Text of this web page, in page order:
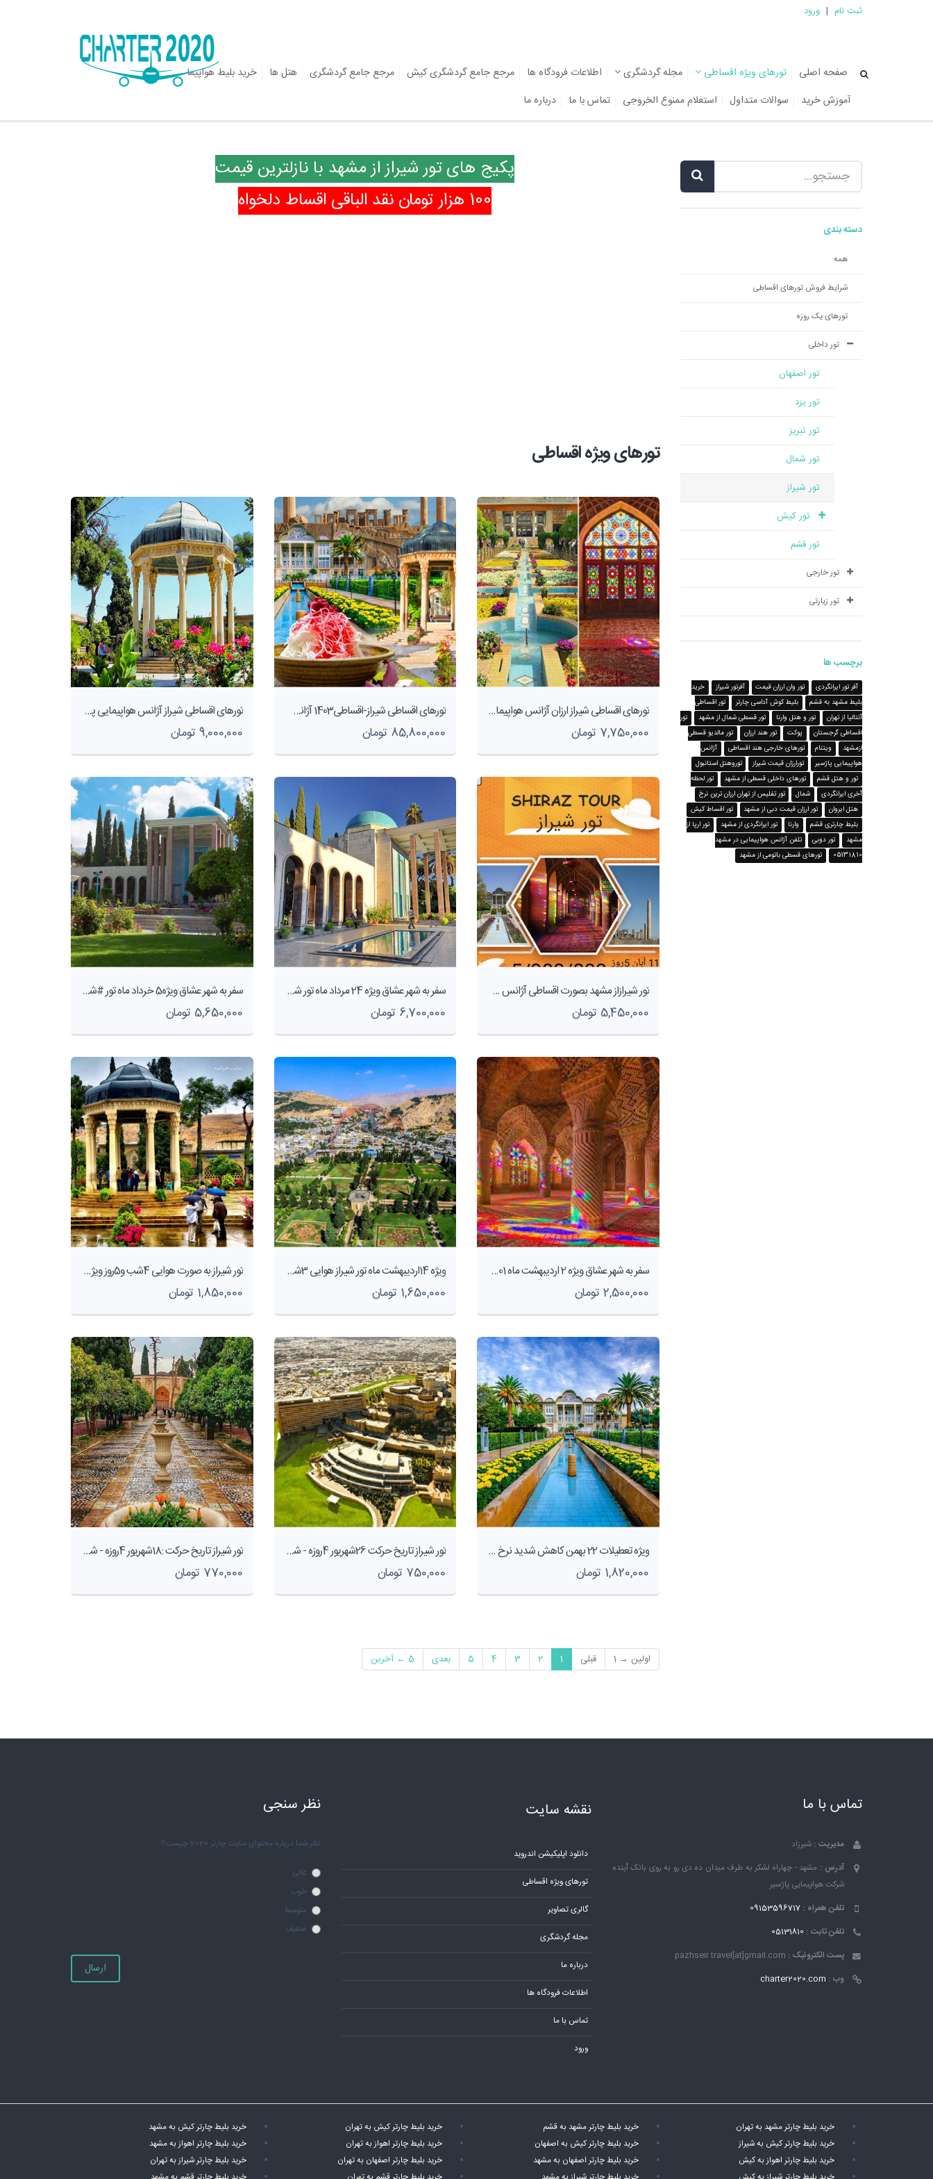
ثبت نام | ورود
صفحه اصلی تورهای ویژه اقساطی مجله گردشگری اطلاعات فرودگاه ها مرجع جامع گردشگری کیش مرجع جامع گردشگری هتل ها
خرید بلیط هواپیما
آموزش خرید
سوالات متداول استعلام ممنوع الخروجی تماس با ما درباره ما
دسته بندی
همه
شرایط فروش تورهای اقساطی
تورهای یک روزه
تور داخلی
تور اصفهان
تور یزد
تور تبریز
تور شمال
تور شیراز
تور کیش
تور قشم
تور خارجی
تور زیارتی
برچسب ها
آفر تور ایرانگردی تور وان ارزان قیمت آفرتور شیراز
خرید
بلیط مشهد به قشم
بلیط کوش آداسی چارتر
تور اقساطی
آنتالیا از تهران
تور و هتل وارنا تور قسطی شمال از مشهد
تور
اقساطی گرجستان
پوکت تور هند ارزان
تور مالدیو قسطی
ازمشهد
ویتنام تورهای خارجی هند اقساطی
آژانس
هواپیمایی پاژسیر
تورارزان قیمت شیراز
توروهتل استانبول
تور و هتل قشم
تورهای داخلی قسطی از مشهد
تور لحظه
آخری ایرانگردی
شمال
تور تفلیس از تهران ارزان ترین نرخ
هتل ایروان
تور ارزان قیمت دبی از مشهد
تور اقساط کیش
بلیط چارتری قشم
وارنا تور ایرانگردی از مشهد
تور ارپا از
مشهد
تور دوبی
تلفن آژانس هواپیمایی در مشهد
05131810
تورهای قسطی باتومی از مشهد
پکیج های تور شیراز از مشهد با نازلترین قیمت
100 هزار تومان نقد الباقی اقساط دلخواه
تورهای ویژه اقساطی
تورهای اقساطی شیراز ارزان آژانس هواپیمایی پاژسیر مجری تورهای داخلی و خارجی اقساطی از مشهد
7,750,000 تومان
تورهای اقساطی شیراز-اقساطی1403 آژانس هواپیمایی پاژسیر مجری تورهای داخلی و خارجی اقساطی از مشهد
85,800,000 تومان
تورهای اقساطی شیراز آژانس هواپیمایی پاژسیر مجری تورهای داخلی و خارجی اقساطی از مشهد
9,000,000 تومان
تور شیرازاز مشهد بصورت اقساطی آژانس هواپیمایی پاژسیر
5,450,000 تومان
سفر به شهر عشاق ویژه 24 مرداد ماه تور شیرازهوایی 4روزه -شرکت هواپیمایی پاژسیر مجری تورهای اقساطی از مشهد
6,700,000 تومان
سفر به شهر عشاق ویژه5 خرداد ماه تور #شیرازهوایی4روز - شرکت هواپیمایی پاژسیر مجری تورهای اقساطی از مشهد
5,650,000 تومان
سفر به شهر عشاق ویژه 2 اردیبهشت ماه 1401- شرکت هواپیمایی پاژسیر مجری تورهای اقساطی از مشهد
2,500,000 تومان
ویژه 14اردیبهشت ماه تور شیراز هوایی 3شب و 4روز -آژانس هواپیمایی پاژسیر مجری تورهایی اقساطی از مشهد
1,650,000 تومان
تور شیراز به صورت هوایی 4شب و5روز ویژه 17اسفندماه - آژانس هواپیمایی پاژسیر مجری تورهایی اقساطی از مشهد
1,850,000 تومان
ویژه تعطیلات 22 بهمن کاهش شدید نرخ #محدوووود تور #شیراز به صورت هوایی 3شب و 4روز- شرکت هواپیمایی پاژسیر مجری تورهای اقساطی از مشهد
1,820,000 تومان
تور شیراز تاریخ حرکت 26شهریور 4روزه - شرکت هواپیمایی پاژسیر مجری تورهای اقساطی از مشهد
750,000 تومان
تور شیراز تاریخ حرکت :18شهریور 4روزه - شرکت هواپیمایی پاژسیر مجری تورهای اقساطی از مشهد
770,000 تومان
اولین → 1 قبلی 1
2
3
4
5 بعدی 5 ← آخرین
تماس با ما
مدیریت : شیرزاد
آدرس : مشهد - چهاراه لشکر به طرف میدان ده دی رو به روی بانک ٱینده
شرکت هواپیمایی پاژسیر
تلفن همراه : 09153596717
تلفن ثابت : 05131810
پست الکترونیک : pazhseir.travel[at]gmail.com
وب : charter2020.com
نقشه سایت
دانلود اپلیکیشن اندروید
تورهای ویژه اقساطی
گالری تصاویر
مجله گردشگری
درباره ما
اطلاعات فرودگاه ها
تماس با ما
ورود
نظر سنجی
نظر شما درباره محتوای سایت چارتر 2020 چیست؟
عالی
خوب
متوسط
ضعیف
ارسال
خرید بلیط چارتر مشهد به تهران خرید بلیط چارتر مشهد به قشم خرید بلیط چارتر کیش به تهران
خرید بلیط چارتر کیش به مشهد
خرید بلیط چارتر کیش به شیراز
خرید بلیط چارتر کیش به اصفهان خرید بلیط چارتر اهواز به تهران
خرید بلیط چارتر اهواز به مشهد
خرید بلیط چارتر اهواز به کیش
خرید بلیط چارتر اصفهان به مشهد خرید بلیط چارتر اصفهان به تهران
خرید بلیط چارتر شیراز به تهران